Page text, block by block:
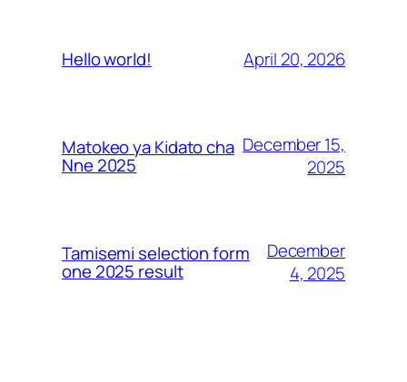
Hello world! April 20, 2026
Matokeo ya Kidato cha
Nne 2025
December 15,
2025
Tamisemi selection form
one 2025 result
December
4, 2025